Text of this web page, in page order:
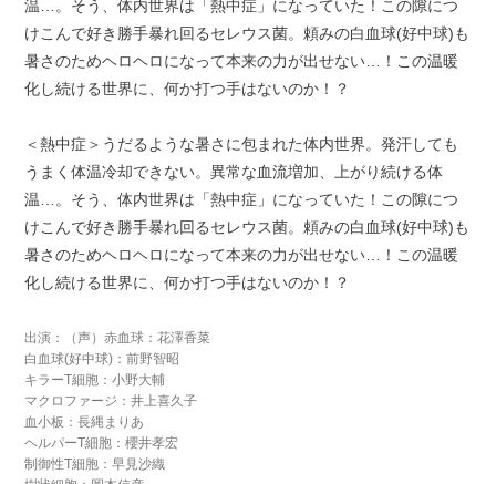
温…。そう、体内世界は「熱中症」になっていた！この隙につ
けこんで好き勝手暴れ回るセレウス菌。頼みの白血球(好中球)も
暑さのためヘロヘロになって本来の力が出せない…！この温暖
化し続ける世界に、何か打つ手はないのか！？
＜熱中症＞うだるような暑さに包まれた体内世界。発汗しても
うまく体温冷却できない。異常な血流増加、上がり続ける体
温…。そう、体内世界は「熱中症」になっていた！この隙につ
けこんで好き勝手暴れ回るセレウス菌。頼みの白血球(好中球)も
暑さのためヘロヘロになって本来の力が出せない…！この温暖
化し続ける世界に、何か打つ手はないのか！？
出演：（声）赤血球：花澤香菜
白血球(好中球)：前野智昭
キラーT細胞：小野大輔
マクロファージ：井上喜久子
血小板：長縄まりあ
ヘルパーT細胞：櫻井孝宏
制御性T細胞：早見沙織